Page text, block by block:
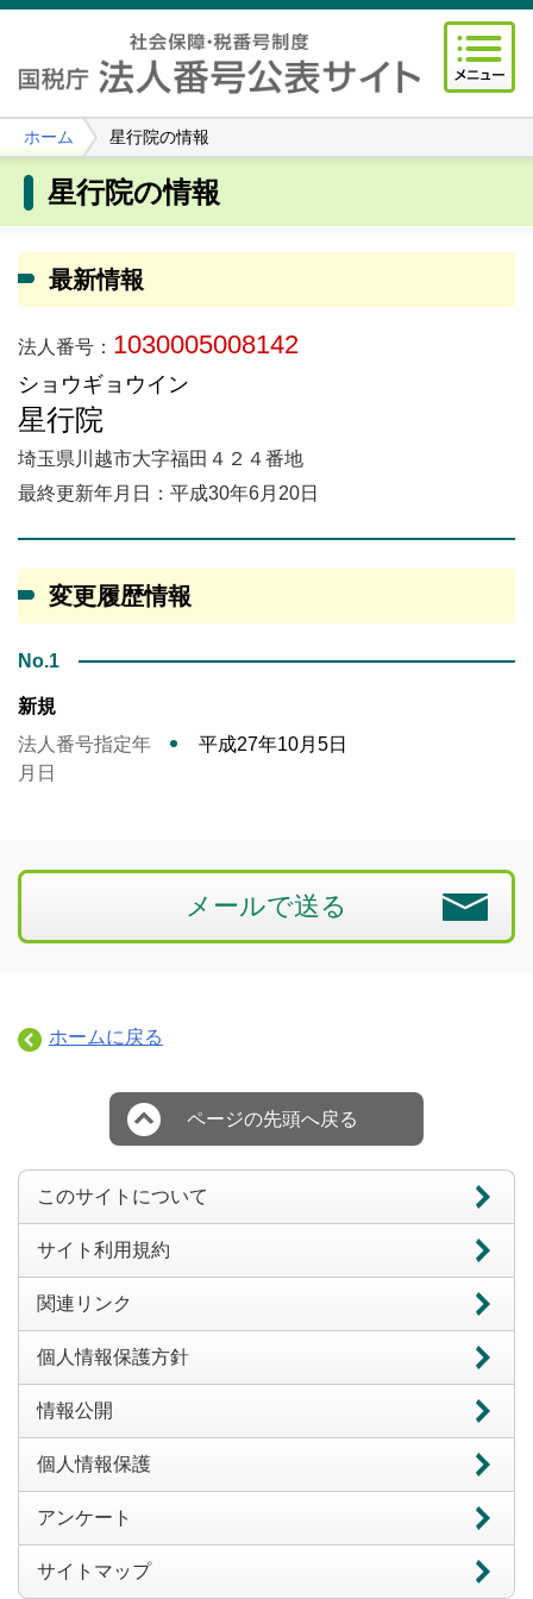
ホーム 星行院の情報
星行院の情報
最新情報
法人番号： 1030005008142
ショウギョウイン
星行院
埼玉県川越市大字福田４２４番地
最終更新年月日：平成30年6月20日
変更履歴情報
No.1
新規
法人番号指定年
月日
平成27年10月5日
メールで送る
ホームに戻る
ページの先頭へ戻る
このサイトについて
サイト利用規約
関連リンク
個人情報保護方針
情報公開
個人情報保護
アンケート
サイトマップ